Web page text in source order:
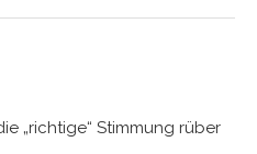
„richtige“ Stimmung rüber